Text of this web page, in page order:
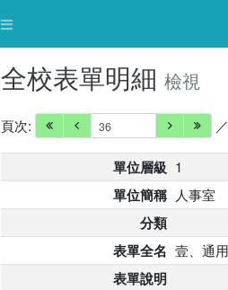
全校表單明細 檢視
頁次:
單位層級 1
單位簡稱 人事室
分類
表單全名 壹、通
表單說明